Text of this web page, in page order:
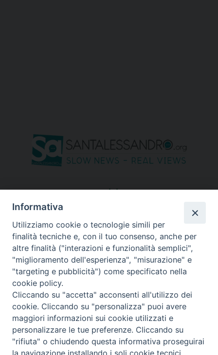
seguici su
Copyright © 2026 Diocesi di Bergamo - C. F. 01072200163 - Tutti i
Informativa
Utilizziamo cookie o tecnologie simili per
finalità tecniche e, con il tuo consenso, anche per
altre finalità ("interazioni e funzionalità semplici",
"miglioramento dell'esperienza", "misurazione" e
"targeting e pubblicità") come specificato nella
cookie policy.
Cliccando su "accetta" acconsenti all'utilizzo dei
cookie. Cliccando su "personalizza" puoi avere
maggiori informazioni sui cookie utilizzati e
personalizzare le tue preferenze. Cliccando su
"rifiuta" o chiudendo questa informativa proseguirai